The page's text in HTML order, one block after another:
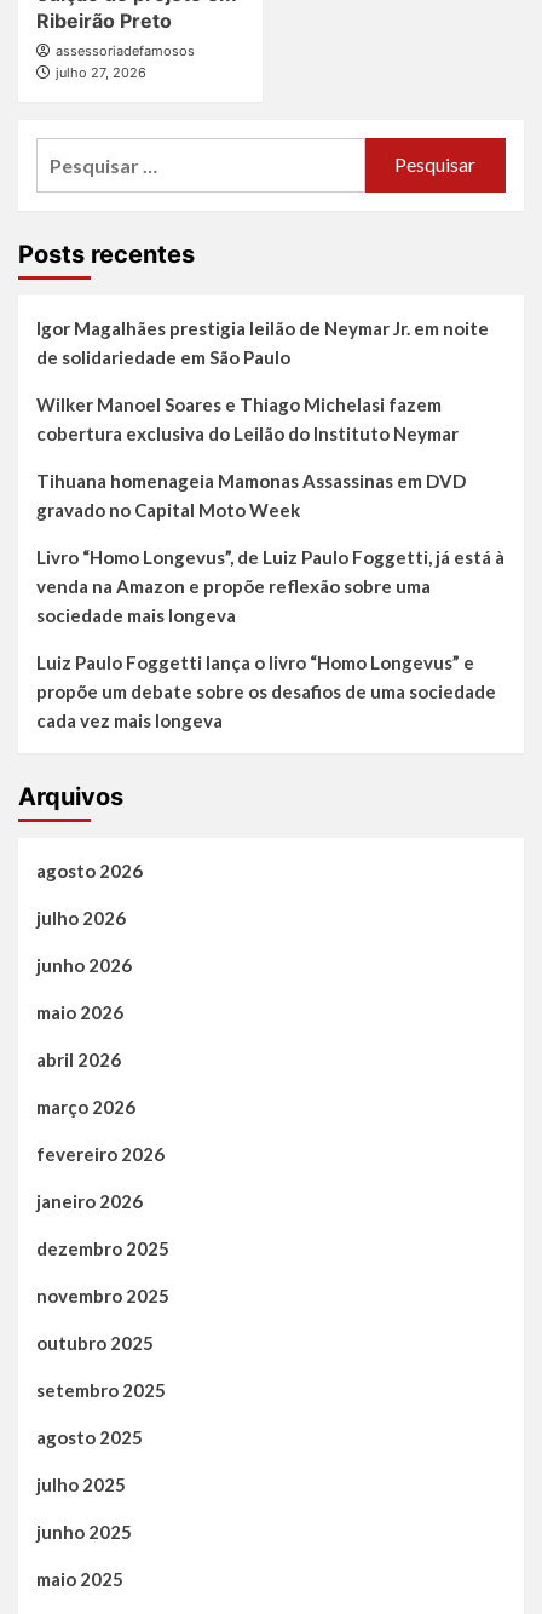
Ribeirão Preto
assessoriadefamosos
julho 27, 2026
Posts recentes
Igor Magalhães prestigia leilão de Neymar Jr. em noite
de solidariedade em São Paulo
Wilker Manoel Soares e Thiago Michelasi fazem
cobertura exclusiva do Leilão do Instituto Neymar
Tihuana homenageia Mamonas Assassinas em DVD
gravado no Capital Moto Week
Livro “Homo Longevus”, de Luiz Paulo Foggetti, já está à
venda na Amazon e propõe reflexão sobre uma
sociedade mais longeva
Luiz Paulo Foggetti lança o livro “Homo Longevus” e
propõe um debate sobre os desafios de uma sociedade
cada vez mais longeva
Arquivos
agosto 2026
julho 2026
junho 2026
maio 2026
abril 2026
março 2026
fevereiro 2026
janeiro 2026
dezembro 2025
novembro 2025
outubro 2025
setembro 2025
agosto 2025
julho 2025
junho 2025
maio 2025